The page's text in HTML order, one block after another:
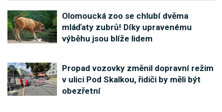
Olomoucká zoo se chlubí dvěma
mláďaty zubrů! Díky upravenému
výběhu jsou blíže lidem
Propad vozovky změnil dopravní režim
v ulici Pod Skalkou, řidiči by měli být
obezřetní